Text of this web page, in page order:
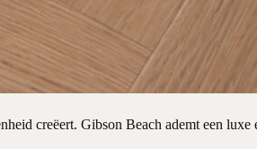
creëert. Gibson Beach ademt een luxe